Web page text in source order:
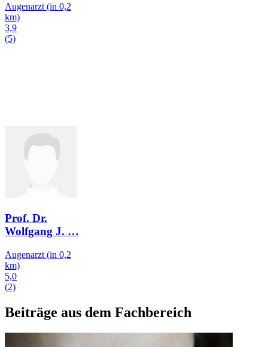
Augenarzt (in 0,2
km)
3,9
(5)
Prof. Dr.
Wolfgang J. …
Augenarzt (in 0,2
km)
5,0
(2)
Beiträge aus dem Fachbereich